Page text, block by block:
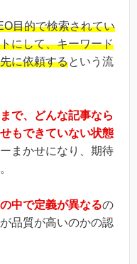
目的で検索されてい
にして、キーワード
に依頼するという流
で、どんな記事なら
もできていない状態
まかせになり、期待
中で定義が異なるの
品質が高いのかの認